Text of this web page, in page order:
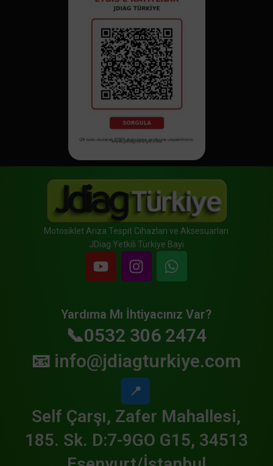
Motosiklet Arıza Tespit Cihazları ve Aksesuarları
JDiag Yetkili Türkiye Bayi
Yardıma Mı İhtiyacınız Var?
📞0532 306 2474
📧 info@jdiagturkiye.com
📍
Self Çarşı, Zafer Mahallesi,
185. Sk. D:7-9GO G15, 34513